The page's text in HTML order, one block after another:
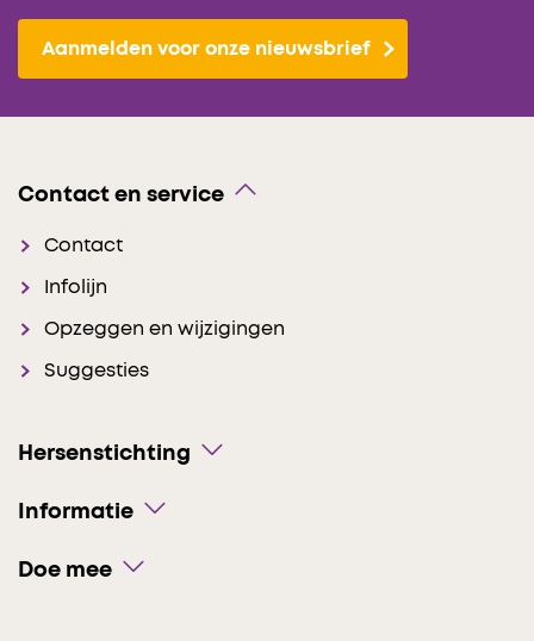
Aanmelden voor onze nieuwsbrief
Contact en service
Contact
Infolijn
Opzeggen en wijzigingen
Suggesties
Hersenstichting
Informatie
Doe mee